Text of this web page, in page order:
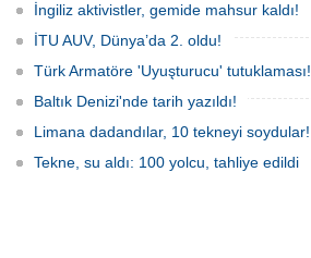
İngiliz aktivistler, gemide mahsur kaldı!
İTU AUV, Dünya’da 2. oldu!
Türk Armatöre 'Uyuşturucu' tutuklaması!
Baltık Denizi'nde tarih yazıldı!
Limana dadandılar, 10 tekneyi soydular!
Tekne, su aldı: 100 yolcu, tahliye edildi